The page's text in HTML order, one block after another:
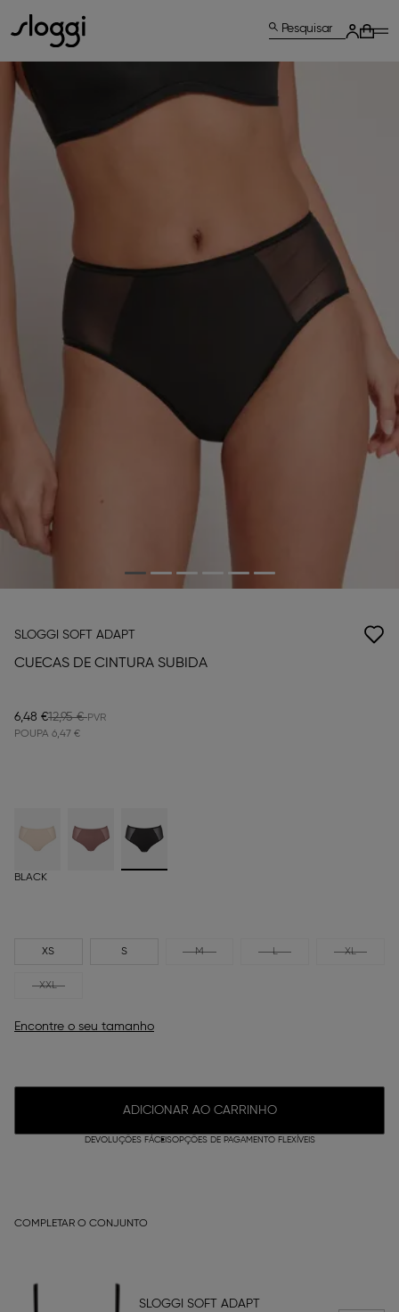
Pesquisar
SLOGGI SOFT ADAPT
CUECAS DE CINTURA SUBIDA
6,48 €12,95 €
POUPA 6,47 €
BLACK
XS S M L XL
XXL
Encontre o seu tamanho
ADICIONAR AO CARRINHO
DEVOLUÇÕES FÁCEISOPÇÕES DE PAGAMENTO FLEXÍVEIS
COMPLETAR O CONJUNTO
SLOGGI SOFT ADAPT